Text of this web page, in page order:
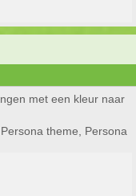
met een kleur naar
theme, Persona